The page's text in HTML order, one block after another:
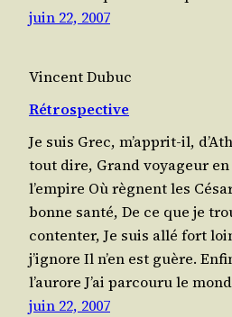
juin 22, 2007
Vincent Dubuc
Rétrospective
Je suis Grec, m’ap­prit-il,
tout dire, Grand voya­geur
l’empire Où règnent les
bonne santé, De ce que je
contenter, Je suis allé fort
j’ignore Il n’en est guère.
l’aurore J’ai par­cou­ru le
juin 22, 2007